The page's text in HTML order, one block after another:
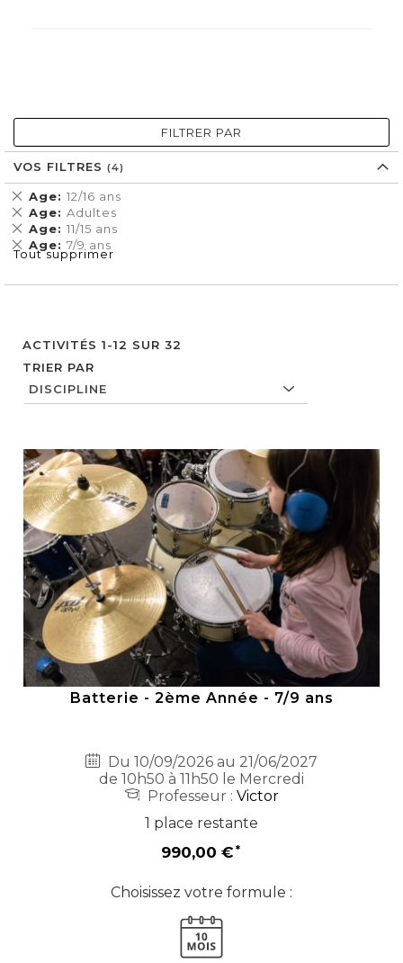
ACTIVITÉS 1-12 SUR 32
TRIER PAR
Batterie - 2ème Année - 7/9 ans
Du 10/09/2026 au 21/06/2027
de 10h50 à 11h50 le Mercredi
Professeur : Victor
1 place restante
990,00 €
Choisissez votre formule :
FILTRER PAR
VOS FILTRES
Age 12/16 ans
Supprimer
cet
Élément
Age Adultes
Supprimer
cet
Élément
Age 11/15 ans
Supprimer
cet
Élément
Age 7/9 ans
Supprimer
cet
Tout supprimer